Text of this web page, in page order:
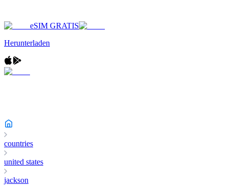
eSIM GRATIS
Herunterladen
countries
united states
jackson